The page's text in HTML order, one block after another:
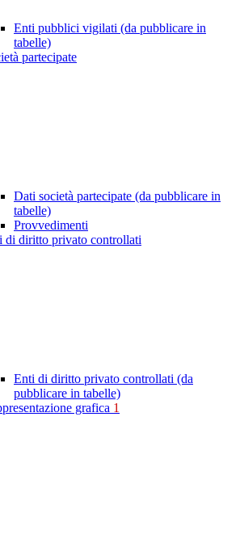
Enti pubblici vigilati (da pubblicare in
tabelle)
partecipate
Dati società partecipate (da pubblicare in
tabelle)
Provvedimenti
di diritto privato controllati
Enti di diritto privato controllati (da
pubblicare in tabelle)
grafica 1